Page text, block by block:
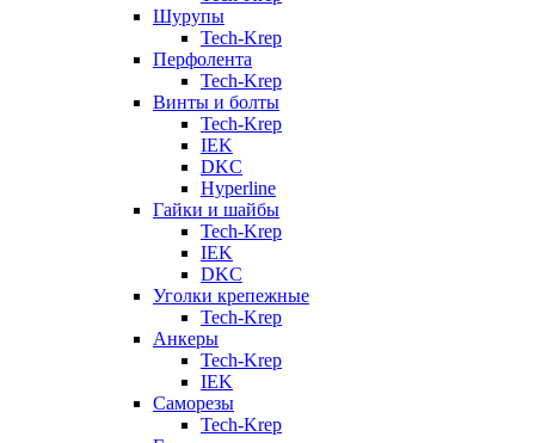
Шурупы
Tech-Krep
Перфолента
Tech-Krep
Винты и болты
Tech-Krep
IEK
DKC
Hyperline
Гайки и шайбы
Tech-Krep
IEK
DKC
Уголки крепежные
Tech-Krep
Анкеры
Tech-Krep
IEK
Саморезы
Tech-Krep